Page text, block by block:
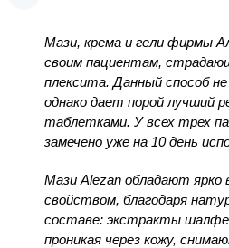
Мази, крема и гели фирмы
своим пациентам,
плексита. Данный способ
однако дает порой лучший
таблетками. У всех трех
замечено уже на 10 день
Мази Alezan обладают
свойством, благодаря
составе: экстракты
проникая через кожу,